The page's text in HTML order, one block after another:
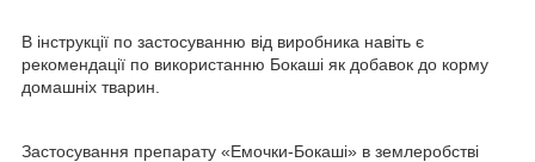
В інструкції по застосуванню від виробника навіть є
рекомендації по використанню Бокаші як добавок до корму
домашніх тварин.
Застосування препарату «Емочки-Бокаші» в землеробстві